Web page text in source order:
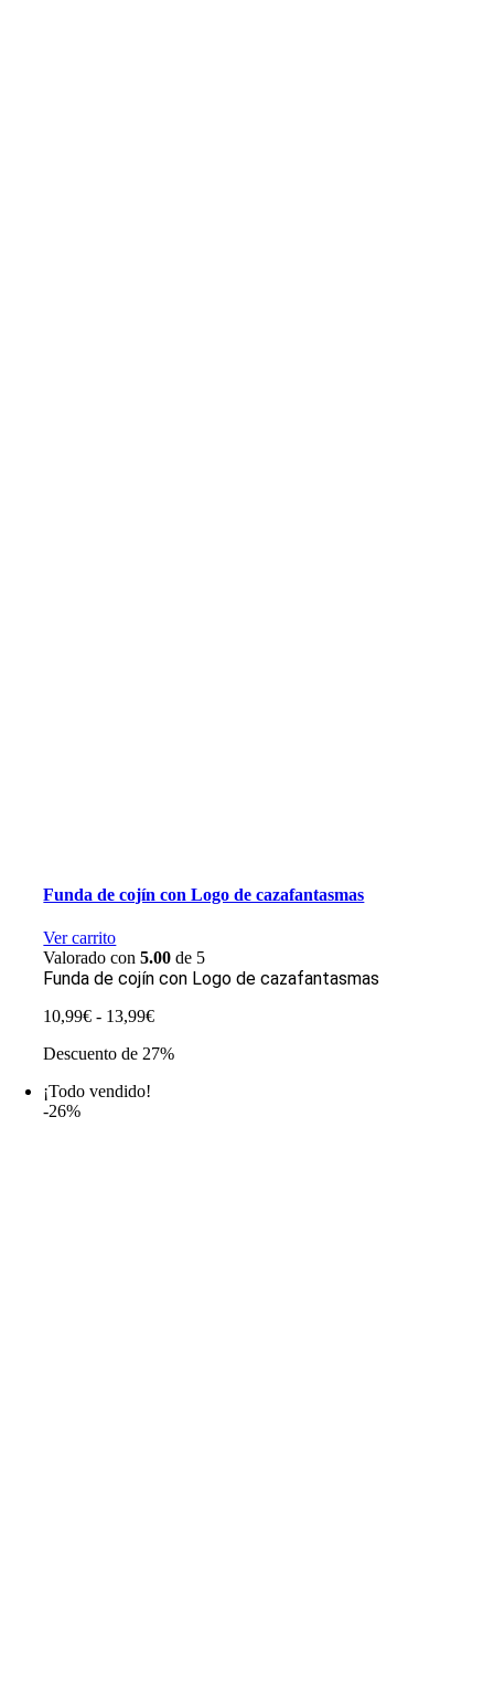
Funda de cojín con Logo de cazafantasmas
Ver carrito
Valorado con5.00 de 5
Funda de cojín con Logo de cazafantasmas
10,99€ - 13,99€Rango
precios:
Descuento de 27%
¡Todo vendido!
-26%